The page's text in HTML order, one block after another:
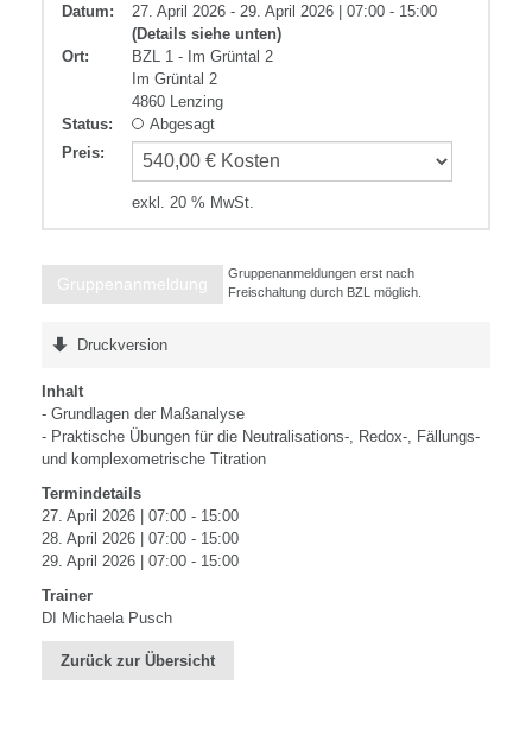
Datum:
27. April 2026 - 29. April 2026 | 07:00 - 15:00
(Details siehe unten)
Ort:
BZL 1 - Im Grüntal 2
Im Grüntal 2
4860 Lenzing
Status:
Abgesagt
Preis:
exkl. 20 % MwSt.
Gruppenanmeldung
Gruppenanmeldungen erst nach
Freischaltung durch BZL möglich.
Druckversion
Inhalt
- Grundlagen der Maßanalyse
- Praktische Übungen für die Neutralisations-, Redox-, Fällungs-
und komplexometrische Titration
Termindetails
27. April 2026 | 07:00 - 15:00
28. April 2026 | 07:00 - 15:00
29. April 2026 | 07:00 - 15:00
Trainer
DI Michaela Pusch
Zurück zur Übersicht